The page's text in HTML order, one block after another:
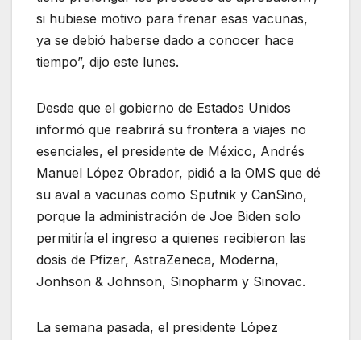
si hubiese motivo para frenar esas vacunas,
ya se debió haberse dado a conocer hace
tiempo”, dijo este lunes.
Desde que el gobierno de Estados Unidos
informó que reabrirá su frontera a viajes no
esenciales, el presidente de México, Andrés
Manuel López Obrador, pidió a la OMS que dé
su aval a vacunas como Sputnik y CanSino,
porque la administración de Joe Biden solo
permitiría el ingreso a quienes recibieron las
dosis de Pfizer, AstraZeneca, Moderna,
Jonhson & Johnson, Sinopharm y Sinovac.
La semana pasada, el presidente López